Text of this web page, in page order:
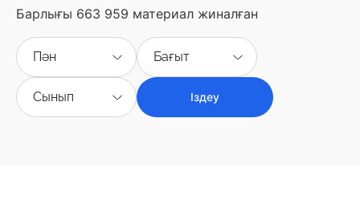
Барлығы 663 959 материал жиналған
Пән Бағыт
Сынып Іздеу